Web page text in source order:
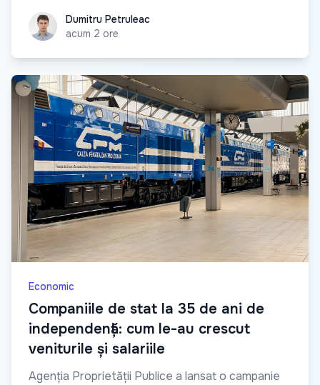
Dumitru Petruleac
Dumitru Petruleac
acum 2 ore
Economic
Companiile de stat la 35 de ani de
independență: cum le-au crescut
veniturile și salariile
Agenția Proprietății Publice a lansat o campanie